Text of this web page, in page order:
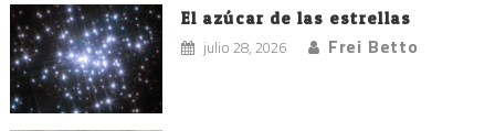
El azúcar de las estrellas
julio 28, 2026 Frei Betto